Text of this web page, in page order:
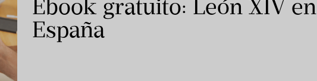
Ebook gratuito: León XIV en
España